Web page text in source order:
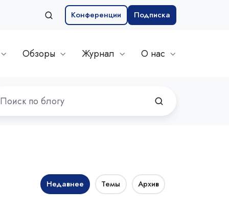
Конференции Подписка
Обзоры Журнал О нас
Недавнее Темы Архив